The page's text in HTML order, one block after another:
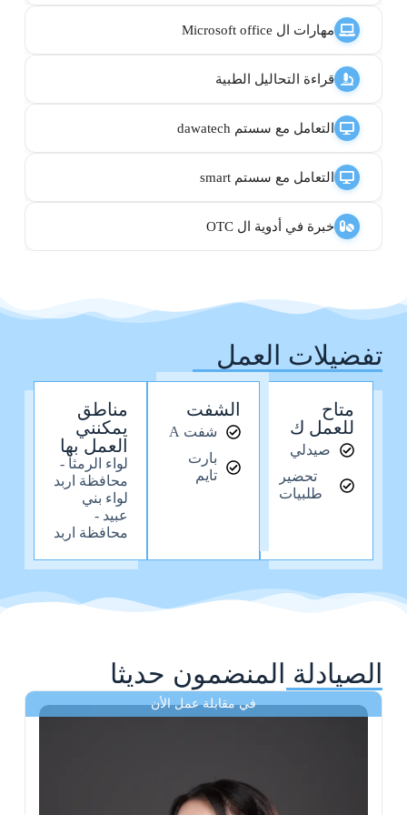
مهارات ال Microsoft office
قراءة التحاليل الطبية
التعامل مع سستم dawatech
التعامل مع سستم smart
خبرة في أدوية ال OTC
تفضيلات العمل
متاح
للعمل ك
صيدلي
تحضير
طلبيات
الشفت
شفت A
بارت
تايم
مناطق
يمكنني
العمل بها
لواء الرمثا -
محافظة اربد
لواء بني
عبيد -
محافظة اربد
الصيادلة المنضمون حديثا
في مقابلة عمل الأن